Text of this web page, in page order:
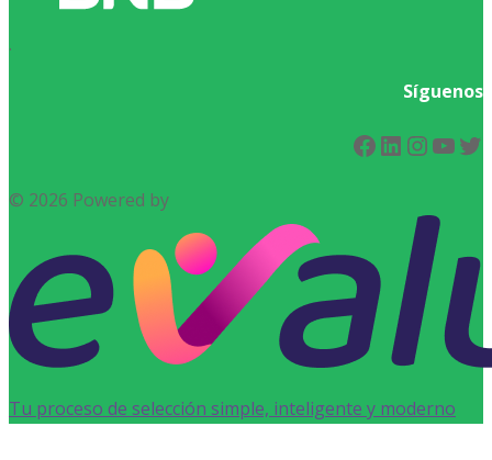
.
Síguenos
Facebook
LinkedIn
© 2026 Powered by
Tu proceso de selección simple, inteligente y moderno